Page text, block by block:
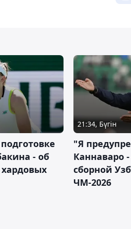
- об
21:34, Бүгін
"Я
Каннаваро
сборной
ЧМ-2026